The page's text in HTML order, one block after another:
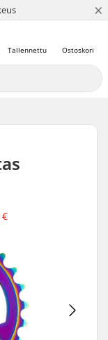
×
Ostoskori
Tallennettu
€